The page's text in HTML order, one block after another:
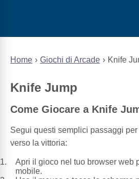
Home Giochi di Arcade Knife
Knife Jump
Come Giocare a Knife
Segui questi semplici passaggi
verso la vittoria:
Apri il gioco nel tuo browser web
mobile.